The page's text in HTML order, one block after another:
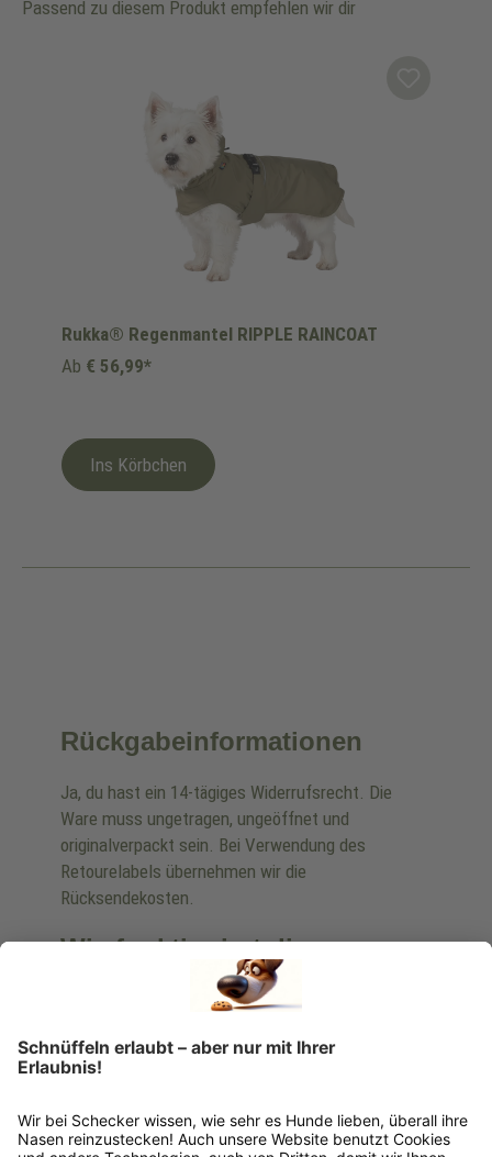
Passend zu diesem Produkt empfehlen wir dir
Rukka® Regenmantel RIPPLE RAINCOAT
Ab € 56,99*
Ins Körbchen
Rückgabeinformationen
Ja, du hast ein 14-tägiges Widerrufsrecht. Die
Ware muss ungetragen, ungeöffnet und
originalverpackt sein. Bei Verwendung des
Retourelabels übernehmen wir die
Rücksendekosten.
Wie funktioniert die
Rücksendung?
Bitte fülle das Rücksendeformular aus. Dieses
findest du online. Verpacke die Artikel
Rücksendeetikett auf das Paket. Dieses kannst du
dir in deinem Kundenkonto anfordern. Hast du als